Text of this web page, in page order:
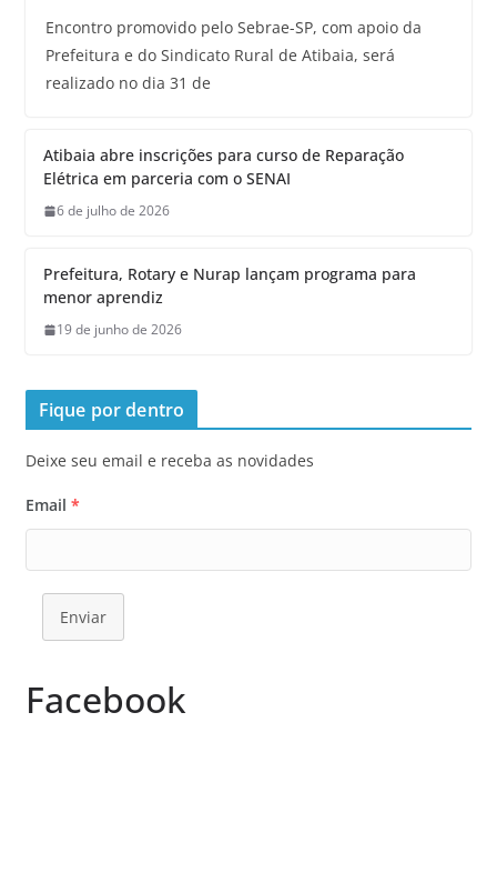
Encontro promovido pelo Sebrae-SP, com apoio da
Prefeitura e do Sindicato Rural de Atibaia, será
realizado no dia 31 de
Atibaia abre inscrições para curso de Reparação
Elétrica em parceria com o SENAI
6 de julho de 2026
Prefeitura, Rotary e Nurap lançam programa para
menor aprendiz
19 de junho de 2026
Fique por dentro
Deixe seu email e receba as novidades
Email *
Enviar
Facebook